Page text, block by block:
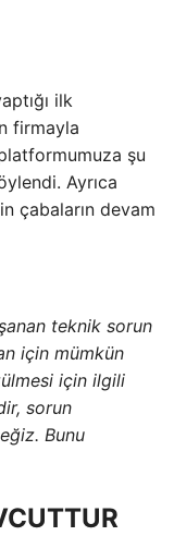
ilk
firmayla
şu
Ayrıca
çabaların devam
teknik sorun
için mümkün
için ilgili
sorun
Bunu